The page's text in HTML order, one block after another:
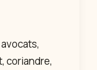
coriandre,